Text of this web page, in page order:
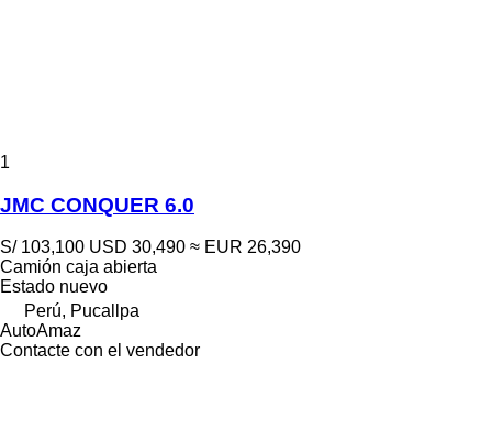
1
JMC CONQUER 6.0
S/ 103,100 USD 30,490 ≈ EUR 26,390
Camión caja abierta
Estado nuevo
Perú, Pucallpa
AutoAmaz
Contacte con el vendedor